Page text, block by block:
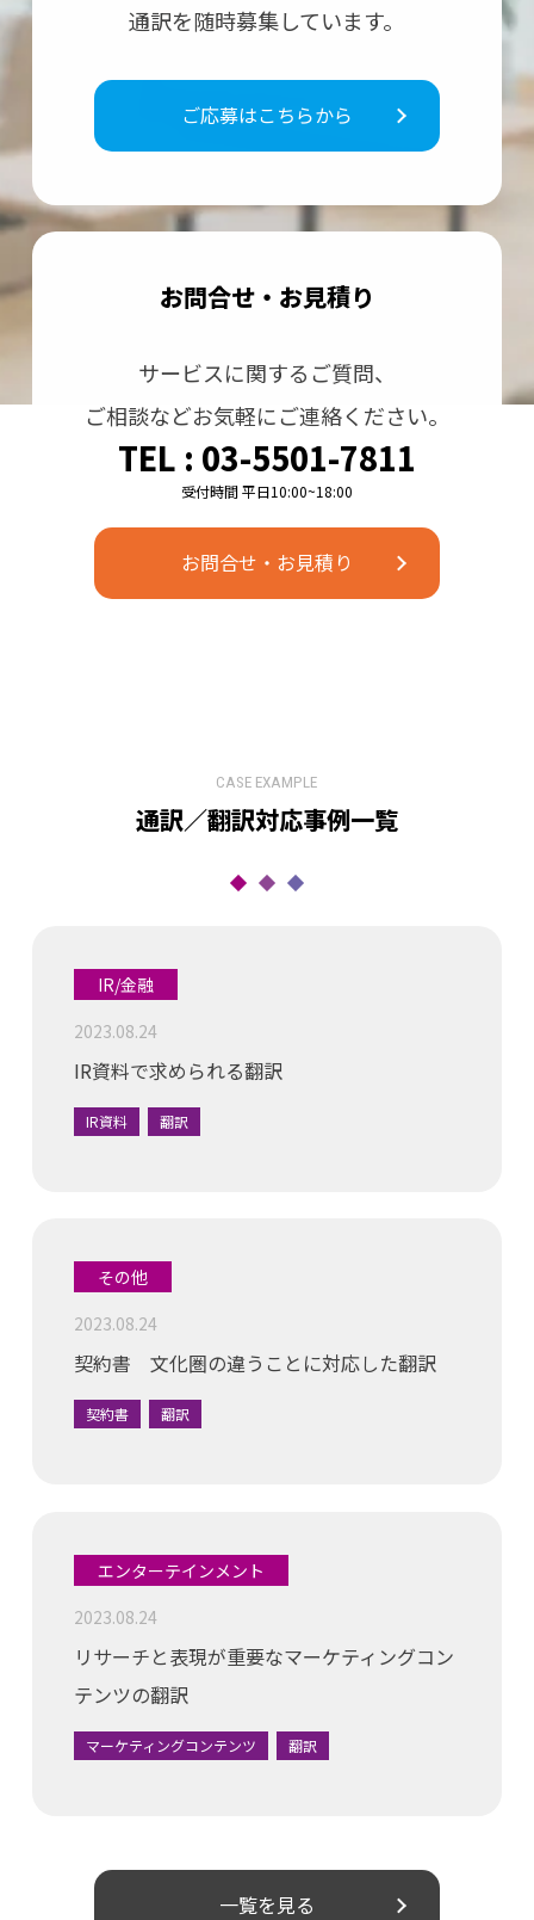
通訳を随時募集しています。
ご応募はこちらから
お問合せ・お⾒積り
サービスに関するご質問、
ご相談などお気軽にご連絡ください。
TEL : 03-5501-7811
お問合せ・お見積り
CASE EXAMPLE
通訳／翻訳対応事例⼀覧
IR/金融
2023.08.24
IR資料で求められる翻訳
IR資料 翻訳
その他
2023.08.24
契約書 文化圏の違うことに対応した翻訳
契約書 翻訳
エンターテインメント
2023.08.24
リサーチと表現が重要なマーケティングコン
テンツの翻訳
マーケティングコンテンツ 翻訳
一覧を見る